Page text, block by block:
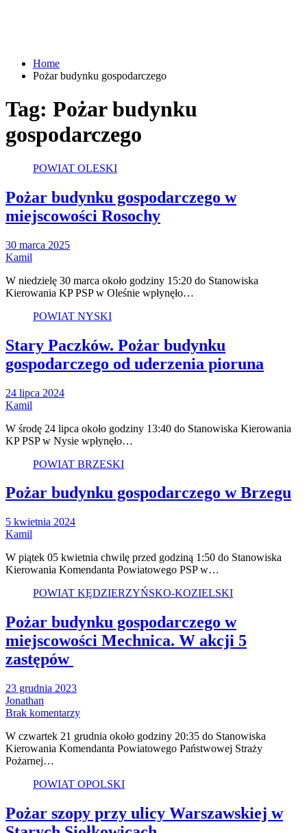
Home
Pożar budynku gospodarczego
Tag: Pożar budynku
gospodarczego
POWIAT OLESKI
Pożar budynku gospodarczego w
miejscowości Rosochy
30 marca 2025
Kamil
W niedzielę 30 marca około godziny 15:20 do Stanowiska
Kierowania KP PSP w Oleśnie wpłynęło…
POWIAT NYSKI
Stary Paczków. Pożar budynku
gospodarczego od uderzenia pioruna
24 lipca 2024
Kamil
W środę 24 lipca około godziny 13:40 do Stanowiska Kierowania
KP PSP w Nysie wpłynęło…
POWIAT BRZESKI
Pożar budynku gospodarczego w Brzegu
5 kwietnia 2024
Kamil
W piątek 05 kwietnia chwilę przed godziną 1:50 do Stanowiska
Kierowania Komendanta Powiatowego PSP w…
POWIAT KĘDZIERZYŃSKO-KOZIELSKI
Pożar budynku gospodarczego w
miejscowości Mechnica. W akcji 5
zastępów
23 grudnia 2023
Jonathan
Brak komentarzy
W czwartek 21 grudnia około godziny 20:35 do Stanowiska
Kierowania Komendanta Powiatowego Państwowej Straży
Pożarnej…
POWIAT OPOLSKI
Pożar szopy przy ulicy Warszawskiej w